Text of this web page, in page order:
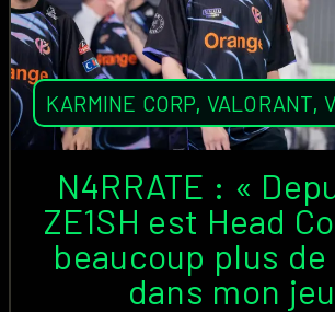
KARMINE CORP, VALORANT,
N4RRATE : «
ZE1SH est Head
beaucoup plus
dans mon